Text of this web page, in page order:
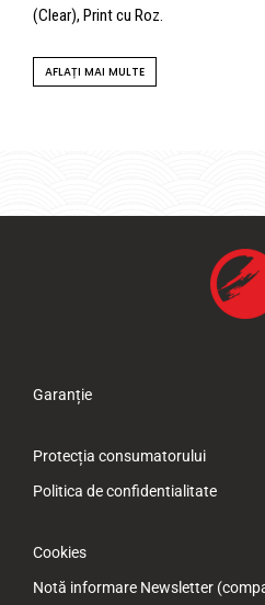
(Clear), Print cu Roz.
AFLAȚI MAI MULTE
Garanție
Protecția consumatorului
Politica de confidentialitate
Cookies
Notă informare Newsletter